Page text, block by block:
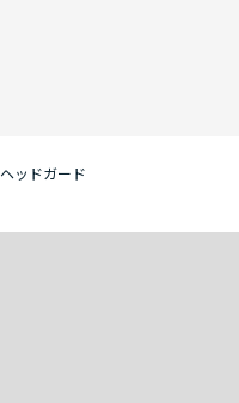
ヘッドガード